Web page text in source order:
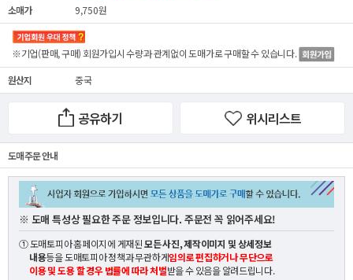
소매가 9,750원
※기업(판매, 구매) 회원가입시 수량과 관계없이도매가로 구매할 수 있습니다.
원산지 중국
공유하기 위시리스트
도매 주문 안내
※ 도매 특성상 필요한 주문 정보입니다. 주문전 꼭 읽어주세요!
① 도매토피아 홈페이지에 게재된모든 사진, 제작이미지 및 상세정보
내용등을 도매토피아 정책과 무관하게임의로 편집하거나 무단으로
이용 및 도용 할 경우 법률에 따라 처벌받을 수 있음을 알려드립니다.